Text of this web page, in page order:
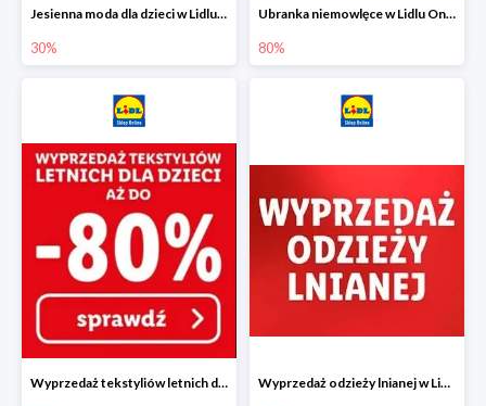
Jesienna moda dla dzieci w Lidlu Online do -30%
30%
Ubranka niemowlęce w Lidlu Online do -80%
80%
Wyprzedaż tekstyliów letnich dla dzieci w Lidlu Online do -80% Wyprzedaż odzieży lnianej w Lidlu Online do -50%